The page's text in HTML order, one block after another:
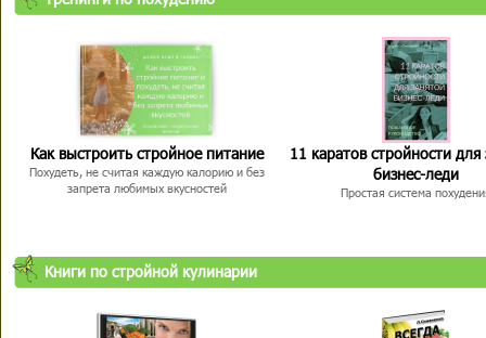
Как выстроить стройное питание
Похудеть, не считая каждую калорию и без
запрета любимых вкусностей
11 каратов стройности для
бизнес-леди
Простая система
Книги по стройной кулинарии